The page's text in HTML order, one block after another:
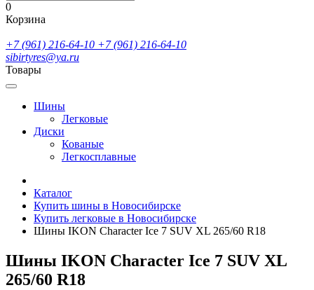
0
Корзина
+7 (961) 216-64-10 +7 (961) 216-64-10
sibirtyres@ya.ru
Товары
Шины
Легковые
Диски
Кованые
Легкосплавные
Каталог
Купить шины в Новосибирске
Купить легковые в Новосибирске
Шины IKON Character Ice 7 SUV XL 265/60 R18
Шины IKON Character Ice 7 SUV XL
265/60 R18